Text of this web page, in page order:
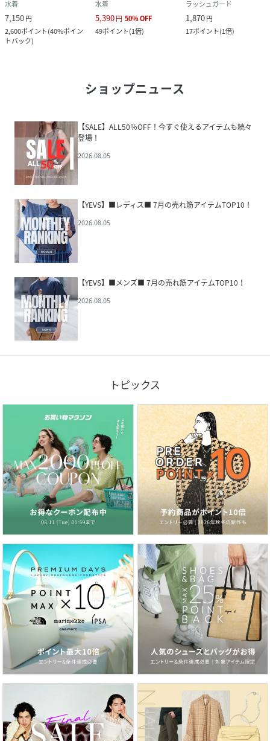
水着
7,150円
2,600ポイント(40%ポイン
トバック)
水着
5,390円 50%OFF
49ポイント(1倍)
ラッシュガード
1,870円
17ポイント(1倍)
ショップニュース
【SALE】ALL50％OFF！今すぐ使えるアイテムも続々
登場！
2026.08.05
【YEVS】■レディス■ 7月の売れ筋アイテムTOP10！
2026.08.05
【YEVS】■メンズ■ 7月の売れ筋アイテムTOP10！
2026.08.05
トピックス